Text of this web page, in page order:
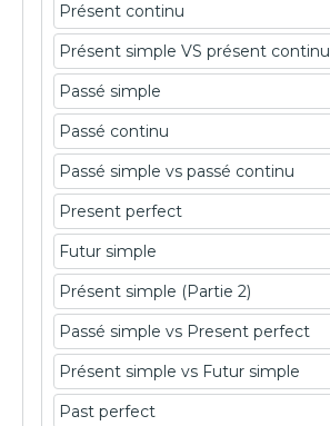
Présent continu
Présent simple VS présent continu
Passé simple
Passé continu
Passé simple vs passé continu
Present perfect
Futur simple
Présent simple (Partie 2)
Passé simple vs Present perfect
Présent simple vs Futur simple
Past perfect